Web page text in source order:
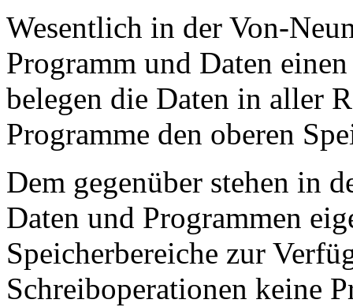
Wesentlich in der Von-
Programm und Daten
belegen die Daten in aller
Programme den oberen
Dem gegenüber stehen in
Daten und Programmen
Speicherbereiche zur
Schreiboperationen keine